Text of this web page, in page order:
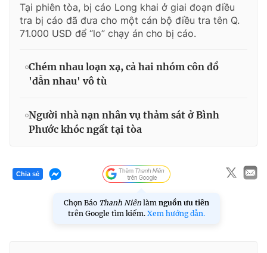
Tại phiên tòa, bị cáo Long khai ở giai đoạn điều
tra bị cáo đã đưa cho một cán bộ điều tra tên Q.
71.000 USD để “lo” chạy án cho bị cáo.
Chém nhau loạn xạ, cả hai nhóm côn đồ
'dẫn nhau' vô tù
Người nhà nạn nhân vụ thảm sát ở Bình
Phước khóc ngất tại tòa
Chia sẻ
Chọn Báo Thanh Niên làm nguồn ưu tiên
trên Google tìm kiếm. Xem hướng dẫn.